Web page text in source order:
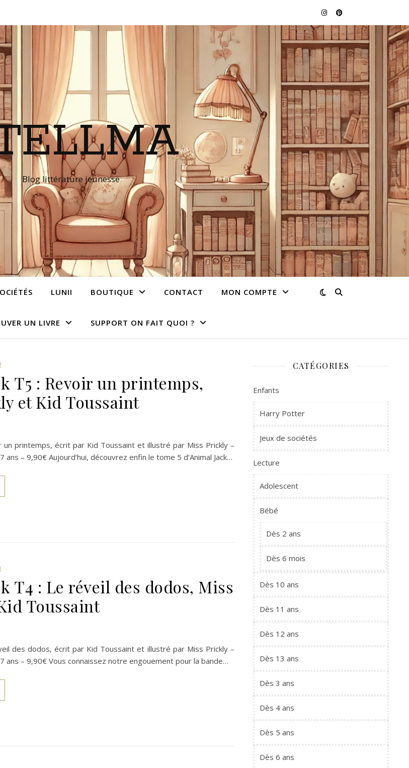
Blog littérature jeunesse
LUNII BOUTIQUE CONTACT MON COMPTE
UN LIVRE SUPPORT ON FAIT QUOI ?
T5 : Revoir un printemps,
et Kid Toussaint
un printemps, écrit par Kid Toussaint et illustré par Miss Prickly –
ans – 9,90€ Aujourd’hui, découvrez enfin le tome 5 d’Animal Jack…
T4 : Le réveil des dodos, Miss
Toussaint
des dodos, écrit par Kid Toussaint et illustré par Miss Prickly –
ans – 9,90€ Vous connaissez notre engouement pour la bande…
CATÉGORIES
Enfants
Harry Potter
Jeux de sociétés
Lecture
Adolescent
Bébé
Dès 2 ans
Dès 6 mois
Dès 10 ans
Dès 11 ans
Dès 12 ans
Dès 13 ans
Dès 3 ans
Dès 4 ans
Dès 5 ans
Dès 6 ans